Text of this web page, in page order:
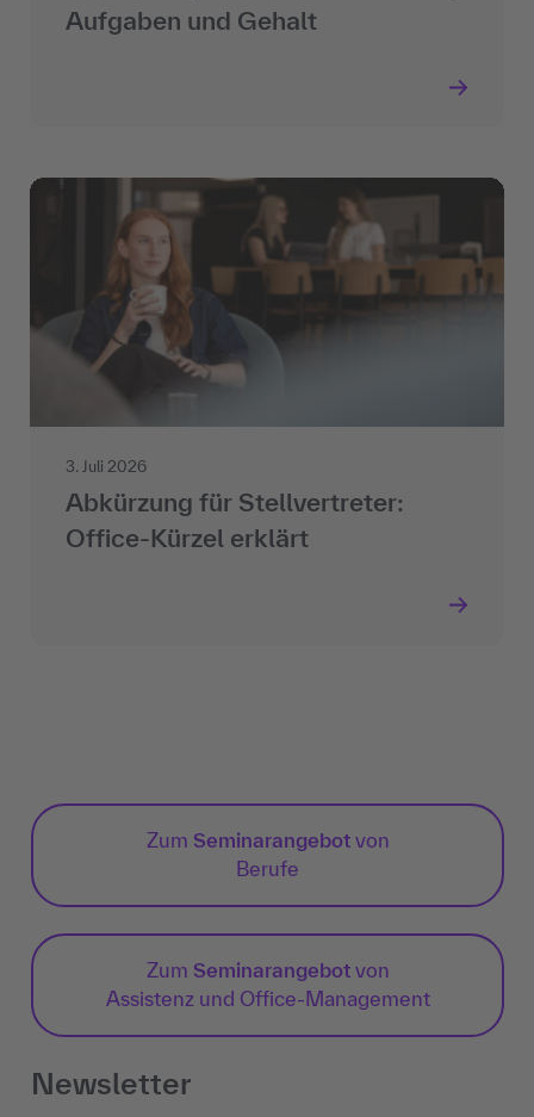
Aufgaben und Gehalt
3. Juli 2026
Abkürzung für Stellvertreter:
Office-Kürzel erklärt
Zum Seminarangebotvon
Berufe
Zum Seminarangebotvon
Assistenz und Office-Management
Newsletter